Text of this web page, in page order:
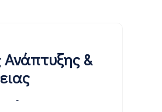
Ανάπτυξης &
-